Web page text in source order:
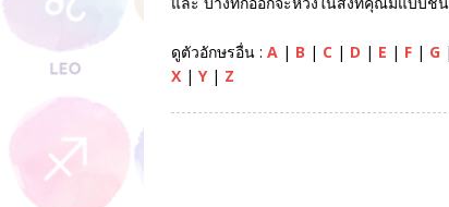
ดูตัวอักษรอื่น : A | B | C | D | E | F | G |
X | Y| Z